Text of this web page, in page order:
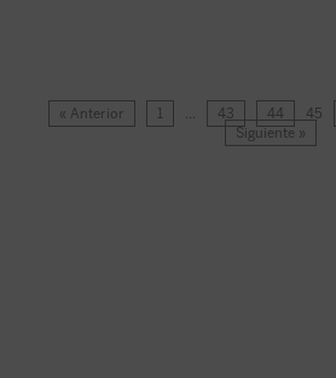
« Anterior 1 … 43 44 45
Siguiente »